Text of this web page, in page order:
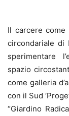
Il carcere come
circondariale di
sperimentare
spazio
come galleria
con il Sud
“Giardino